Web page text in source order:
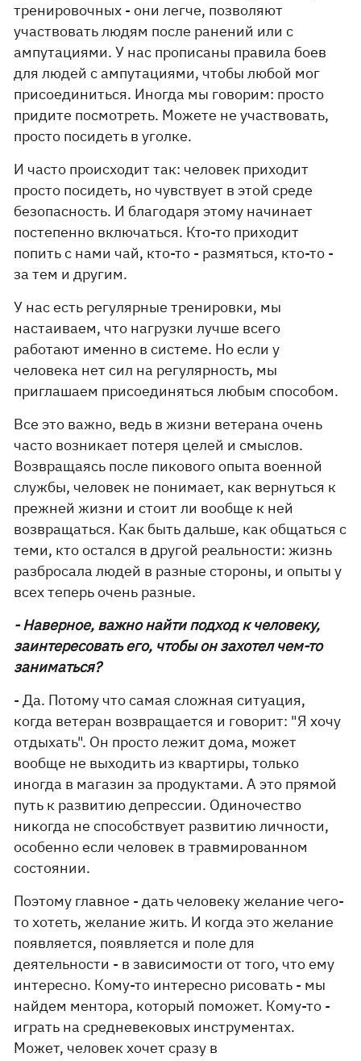
тренировочных - они легче, позволяют
участвовать людям после ранений или с
ампутациями. У нас прописаны правила боев
для людей с ампутациями, чтобы любой мог
присоединиться. Иногда мы говорим: просто
придите посмотреть. Можете не участвовать,
просто посидеть в уголке.
И часто происходит так: человек приходит
просто посидеть, но чувствует в этой среде
безопасность. И благодаря этому начинает
постепенно включаться. Кто-то приходит
попить с нами чай, кто-то - размяться, кто-то -
за тем и другим.
У нас есть регулярные тренировки, мы
настаиваем, что нагрузки лучше всего
работают именно в системе. Но если у
человека нет сил на регулярность, мы
приглашаем присоединяться любым способом.
Все это важно, ведь в жизни ветерана очень
часто возникает потеря целей и смыслов.
Возвращаясь после пикового опыта военной
службы, человек не понимает, как вернуться к
прежней жизни и стоит ли вообще к ней
возвращаться. Как быть дальше, как общаться с
теми, кто остался в другой реальности: жизнь
разбросала людей в разные стороны, и опыты у
всех теперь очень разные.
- Наверное, важно найти подход к человеку,
заинтересовать его, чтобы он захотел чем-то
заниматься?
- Да. Потому что самая сложная ситуация,
когда ветеран возвращается и говорит: "Я хочу
отдыхать". Он просто лежит дома, может
вообще не выходить из квартиры, только
иногда в магазин за продуктами. А это прямой
путь к развитию депрессии. Одиночество
никогда не способствует развитию личности,
особенно если человек в травмированном
состоянии.
Поэтому главное - дать человеку желание чего-
то хотеть, желание жить. И когда это желание
появляется, появляется и поле для
деятельности - в зависимости от того, что ему
интересно. Кому-то интересно рисовать - мы
найдем ментора, который поможет. Кому-то -
играть на средневековых инструментах.
Может, человек хочет сразу в